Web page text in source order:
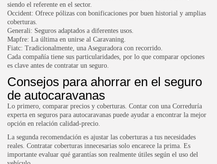
siendo el referente en el sector.
Occident: Ofrece pólizas con bonificaciones por buen historial y amplias
coberturas.
Generali: Seguros adaptados a diferentes usos.
Mapfre: La última en unirse al Caravaning.
Fiatc: Tradicionalmente, una Aseguradora con recorrido.
Cada compañía tiene sus particularidades, por lo que comparar opciones
es clave antes de contratar un seguro.
Consejos para ahorrar en el seguro
de autocaravanas
Lo primero, comparar precios y coberturas. Contar con una Correduría
experta en seguros para autocaravanas puede ayudar a encontrar la mejor
opción en relación calidad-precio.
La segunda recomendación es ajustar las coberturas a tus necesidades
reales. Contratar coberturas innecesarias solo encarece la prima. Es
importante evaluar qué garantías son realmente útiles según el uso del